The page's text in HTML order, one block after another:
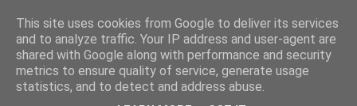
stereo
This site uses cookies from Google to deliver its services
and to analyze traffic. Your IP address and user-agent are
shared with Google along with performance and security
metrics to ensure quality of service, generate usage
statistics, and to detect and address abuse.